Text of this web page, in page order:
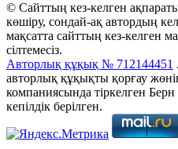
© Сайттың кез-келген
көшіру, сондай-ақ автордың
мақсатта сайттың кез-келген
сілтемесіз.
Авторлық құқық № 712144451
авторлық құқықты қорғау
компаниясында тіркелген
кепілдік берілген.